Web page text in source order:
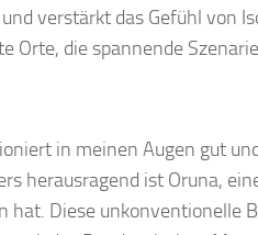
verstärkt das Gefühl von
Orte, die spannende
in meinen Augen gut
herausragend ist Oruna,
Diese unkonventionelle